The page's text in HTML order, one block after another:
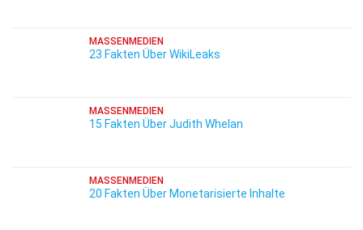
MASSENMEDIEN
23 Fakten Über WikiLeaks
MASSENMEDIEN
15 Fakten Über Judith Whelan
MASSENMEDIEN
20 Fakten Über Monetarisierte Inhalte